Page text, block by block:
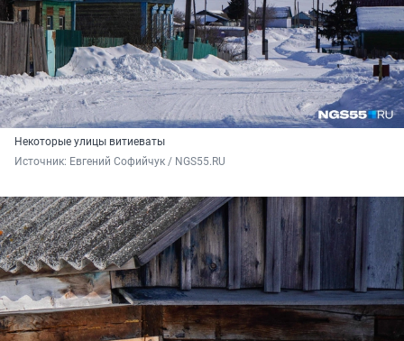
Некоторые улицы витиеваты
Источник: Евгений Софийчук / NGS55.RU